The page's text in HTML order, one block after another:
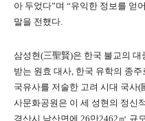
아 두었다”며 “유익한 정보를 얻
말을 전했다.
삼성현(三聖賢)은 한국 불교의
받는 원효 대사, 한국 유학의 종
국유사를 저술한 고려 시대 국사
사문화공원은 이 세 성현의 정신
경산시 남산면에 26만2462㎡ 규